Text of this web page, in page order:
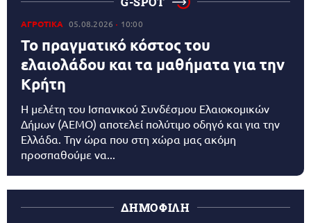
ΑΓΡΟΤΙΚΑ 05.08.2026 10:00
Το πραγματικό κόστος του
ελαιολάδου και τα μαθήματα για την
Κρήτη
Η μελέτη του Ισπανικού Συνδέσμου Ελαιοκομικών
Δήμων (AEMO) αποτελεί πολύτιμο οδηγό και για την
Ελλάδα. Την ώρα που στη χώρα μας ακόμη
προσπαθούμε να...
ΔΗΜΟΦΙΛΗ